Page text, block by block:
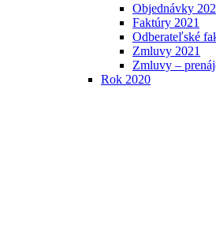
Objednávky
Faktúry 2021
Odberateľské
Zmluvy 2021
Zmluvy –
Rok 2020